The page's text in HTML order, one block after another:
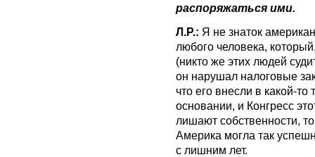
распоряжаться ими.
Л.Р.: Я не знаток
любого человека,
(никто же этих людей
он нарушал налоговые
что его внесли в какой-
основании, и Конгресс
лишают собственности,
Америка могла так
с лишним лет.